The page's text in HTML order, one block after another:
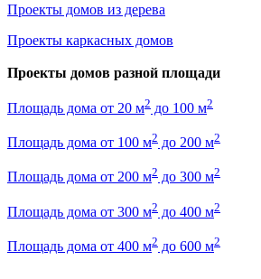
Проекты домов из дерева
Проекты каркасных домов
Проекты домов разной площади
Площадь дома от 20 м2 до 100 м2
Площадь дома от 100 м2 до 200 м2
Площадь дома от 200 м2 до 300 м2
Площадь дома от 300 м2 до 400 м2
Площадь дома от 400 м2 до 600 м2